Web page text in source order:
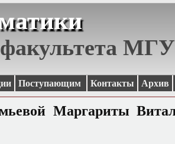
факультета МГУ
Поступающим Контакты Архив
Маргариты